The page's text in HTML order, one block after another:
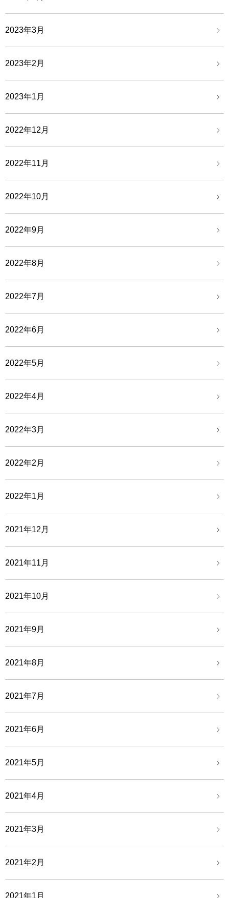
2023年3月
2023年2月
2023年1月
2022年12月
2022年11月
2022年10月
2022年9月
2022年8月
2022年7月
2022年6月
2022年5月
2022年4月
2022年3月
2022年2月
2022年1月
2021年12月
2021年11月
2021年10月
2021年9月
2021年8月
2021年7月
2021年6月
2021年5月
2021年4月
2021年3月
2021年2月
2021年1月